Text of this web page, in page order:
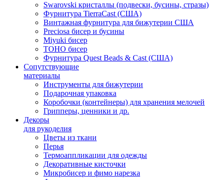
Swarovski кристаллы (подвески, бусины, стразы)
Фурнитура TierraCast (США)
Винтажная фурнитура для бижутерии США
Preciosa бисер и бусины
Miyuki бисер
TOHO бисер
Фурнитура Quest Beads & Cast (США)
Сопутствующие
материалы
Инструменты для бижутерии
Подарочная упаковка
Коробочки (контейнеры) для хранения мелочей
Грипперы, ценники и др.
Декоры
для рукоделия
Цветы из ткани
Перья
Термоаппликации для одежды
Декоративные кисточки
Микробисер и фимо нарезка